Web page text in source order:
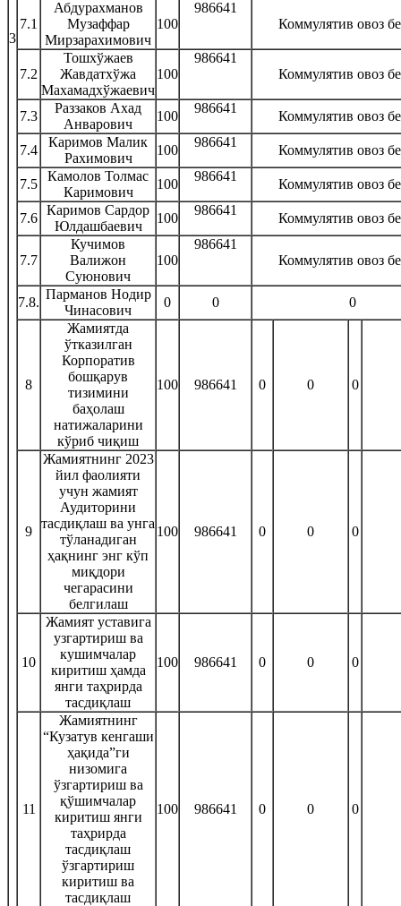
3
7.1
Абдурахманов
Музаффар
Мирзарахимович
100
986641
Коммулятив овоз
7.2
Тошхўжаев
Жавдатхўжа
Махамадхўжаевич
100
986641
Коммулятив овоз
7.3
Раззаков Ахад
Анварович
100
986641
Коммулятив овоз
7.4
Каримов Малик
Рахимович
100
986641
Коммулятив овоз
7.5
Камолов Толмас
Каримович
100
986641
Коммулятив овоз
7.6
Каримов Сардор
Юлдашбаевич
100
986641
Коммулятив овоз
7.7
Кучимов
Валижон
Суюнович
100
986641
Коммулятив овоз
7.8.
Парманов Нодир
Чинасович
0 0 0
8
Жамиятда
ўтказилган
Корпоратив
бошқарув
тизимини
баҳолаш
натижаларини
кўриб чиқиш
100 986641 0 0 0
9
Жамиятнинг 2023
йил фаолияти
учун жамият
Аудиторини
тасдиқлаш ва унга
тўланадиган
ҳақнинг энг кўп
миқдори
чегарасини
белгилаш
100 986641 0 0 0
10
Жамият уставига
узгартириш ва
кушимчалар
киритиш ҳамда
янги таҳрирда
тасдиқлаш
100 986641 0 0 0
11
Жамиятнинг
“Кузатув кенгаши
ҳақида”ги
низомига
ўзгартириш ва
қўшимчалар
киритиш янги
таҳрирда
тасдиқлаш
ўзгартириш
киритиш ва
тасдиқлаш
100 986641 0 0 0